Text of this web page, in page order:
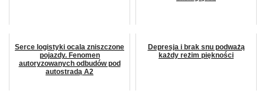
Serce logistyki ocala zniszczone
pojazdy. Fenomen
autoryzowanych odbudów pod
autostradą A2
Depresja i brak snu podważą
każdy reżim piękności